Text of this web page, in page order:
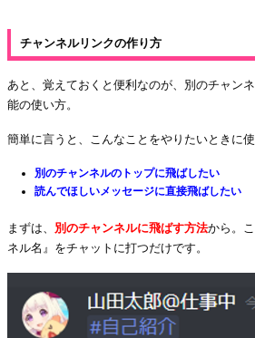
チャンネルリンクの作り方
あと、覚えておくと便利なのが、別のチャン
能の使い方。
簡単に言うと、こんなことをやりたいときに
別のチャンネルのトップに飛ばしたい
読んでほしいメッセージに直接飛ばしたい
まずは、 別のチャンネルに飛ばす方法から。
ネル名』をチャットに打つだけです。